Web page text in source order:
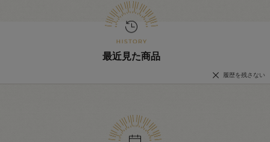
最近見た商品
履歴を残さない